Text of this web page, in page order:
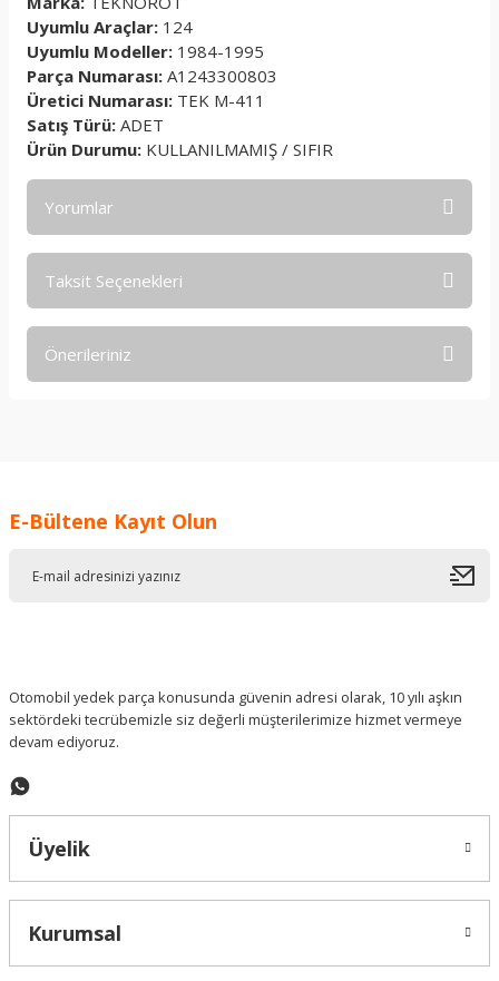
Uyumlu Araçlar: 124
Uyumlu Modeller: 1984-1995
Parça Numarası: A1243300803
Üretici Numarası: TEK M-411
Satış Türü: ADET
Ürün Durumu: KULLANILMAMIŞ / SIFIR
Yorumlar
Taksit Seçenekleri
Önerileriniz
Ürün resmi kalitesiz, bozuk veya görüntülenemiyor.
E-Bültene Kayıt Olun
Otomobil yedek parça konusunda güvenin adresi olarak, 10 yılı aşkın
sektördeki tecrübemizle siz değerli müşterilerimize hizmet vermeye
devam ediyoruz.
Üyelik
Kurumsal